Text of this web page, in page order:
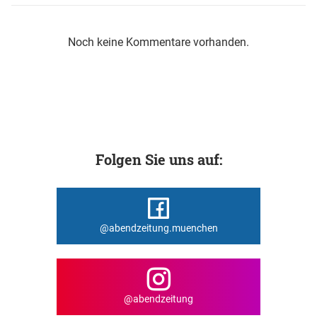
Noch keine Kommentare vorhanden.
Folgen Sie uns auf:
@abendzeitung.muenchen
@abendzeitung